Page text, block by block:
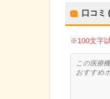
口コミ
※100文字